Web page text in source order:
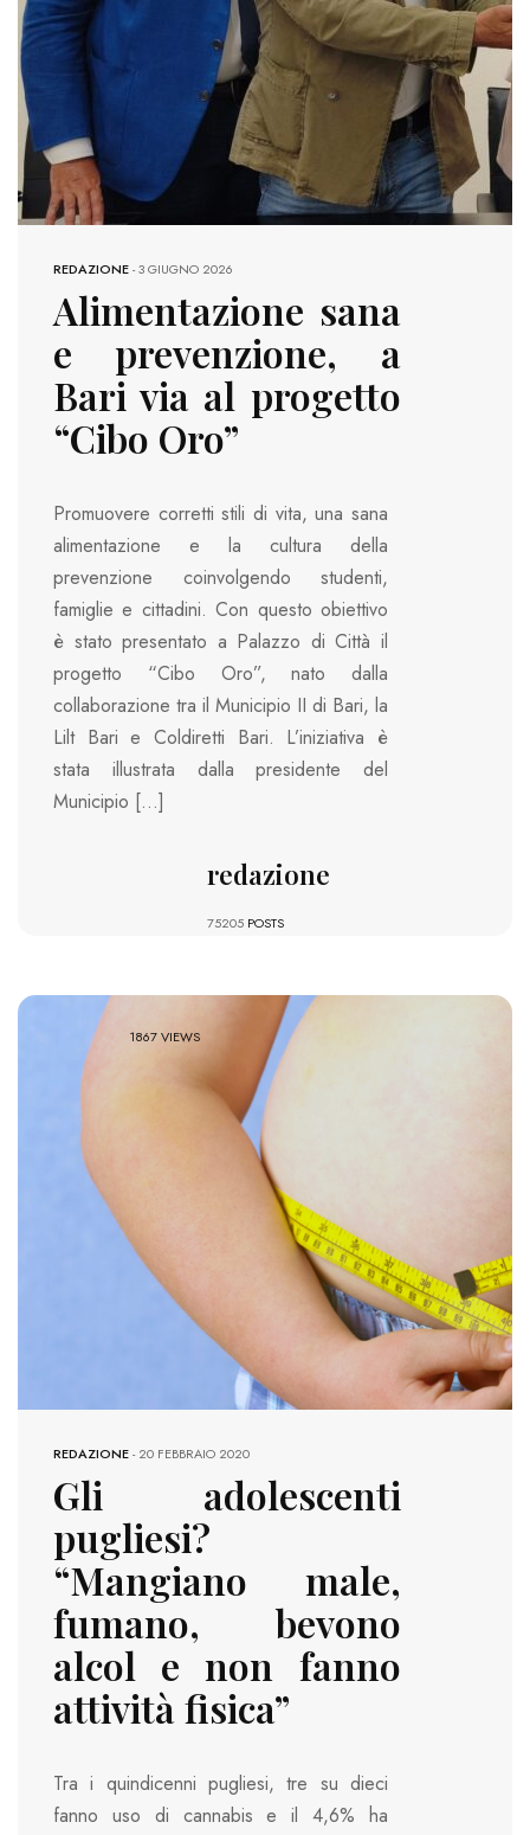
REDAZIONE-3 GIUGNO 2026
Alimentazione sana
e prevenzione, a
Bari via al progetto
“Cibo Oro”
Promuovere corretti stili di vita, una sana
alimentazione e la cultura della
prevenzione coinvolgendo studenti,
famiglie e cittadini. Con questo obiettivo
è stato presentato a Palazzo di Città il
progetto “Cibo Oro”, nato dalla
collaborazione tra il Municipio II di Bari, la
Lilt Bari e Coldiretti Bari. L’iniziativa è
stata illustrata dalla presidente del
Municipio […]
redazione
75205 POSTS
1867 VIEWS
REDAZIONE-20 FEBBRAIO 2020
Gli adolescenti
pugliesi?
“Mangiano male,
fumano, bevono
alcol e non fanno
attività fisica”
Tra i quindicenni pugliesi, tre su dieci
fanno uso di cannabis e il 4,6% ha